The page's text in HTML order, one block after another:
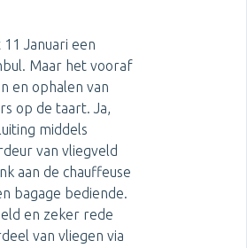
Januari een
Maar het vooraf
en ophalen van
op de taart. Ja,
middels
van vliegveld
aan de chauffeuse
bagage bediende.
en zeker rede
van vliegen via